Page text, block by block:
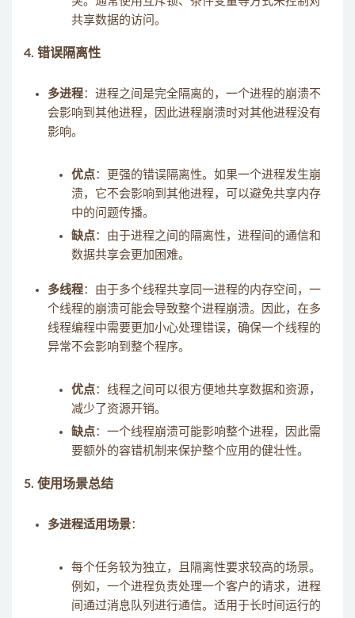
共享数据的访问。
4. 错误隔离性
多进程：进程之间是完全隔离的，一个进程的崩溃不
会影响到其他进程，因此进程崩溃时对其他进程没有
影响。
优点：更强的错误隔离性。如果一个进程发生崩
溃，它不会影响到其他进程，可以避免共享内存
中的问题传播。
缺点：由于进程之间的隔离性，进程间的通信和
数据共享会更加困难。
多线程：由于多个线程共享同一进程的内存空间，一
个线程的崩溃可能会导致整个进程崩溃。因此，在多
线程编程中需要更加小心处理错误，确保一个线程的
异常不会影响到整个程序。
优点：线程之间可以很方便地共享数据和资源，
减少了资源开销。
缺点：一个线程崩溃可能影响整个进程，因此需
要额外的容错机制来保护整个应用的健壮性。
5. 使用场景总结
多进程适用场景：
每个任务较为独立，且隔离性要求较高的场景。
例如，一个进程负责处理一个客户的请求，进程
间通过消息队列进行通信。适用于长时间运行的